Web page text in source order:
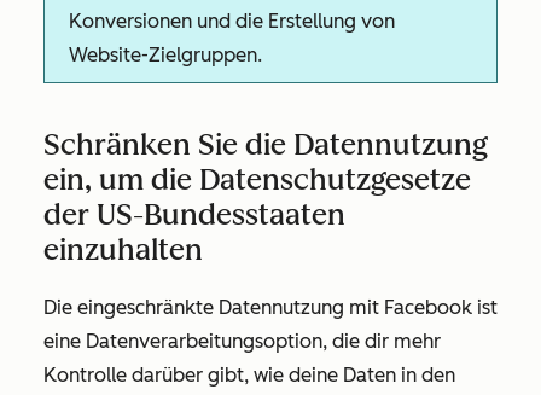
Konversionen und die Erstellung von
Website-Zielgruppen.
Schränken Sie die Datennutzung
ein, um die Datenschutzgesetze
der US-Bundesstaaten
einzuhalten
Die eingeschränkte Datennutzung mit Facebook ist
eine Datenverarbeitungsoption, die dir mehr
Kontrolle darüber gibt, wie deine Daten in den